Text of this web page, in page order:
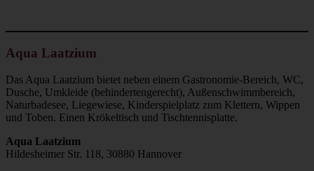
Aqua Laatzium
Das Aqua Laatzium bietet neben einem Gastronomie-Bereich, WC,
Dusche, Umkleide (behindertengerecht), Außenschwimmbereich,
Naturbadesee, Liegewiese, Kinderspielplatz zum Klettern, Wippen
und Toben. Einen Krökeltisch und Tischtennisplatte.
Aqua Laatzium
Hildesheimer Str. 118, 30880 Hannover